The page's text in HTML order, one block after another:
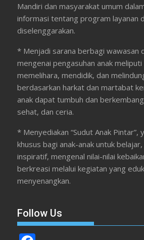
Mandiri dan masyarakat umum
informasi tentang program layanan
diselenggarakan.
* Menjadi sarana berbagi wawasan
mengenai pengasuhan anak
memelihara, mendidik, dan
berdasarkan harkat dan martabat
anak dapat tumbuh dan
sehat, dan ceria.
* Menyediakan “Sudut Anak Pintar”,
khusus bagi anak-anak untuk
inspiratif, mengenal nilai-nilai
berkreasi melalui kegiatan yang
menyenangkan.
Follow Us